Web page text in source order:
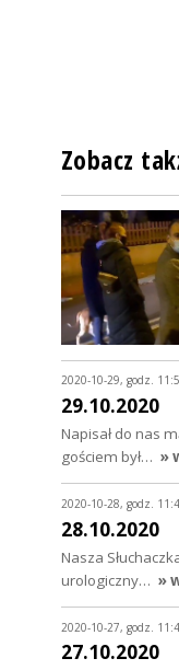
Zobacz
2020-10-29, godz.
29.10.2020
Napisał do nas
gościem był… »
2020-10-28, godz.
28.10.2020
Nasza
urologiczny… »
2020-10-27, godz.
27.10.2020